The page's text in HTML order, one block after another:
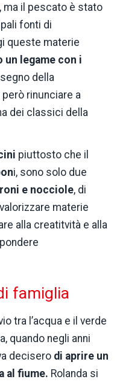
ma il pescato è stato
fonti di
queste materie
un legame con i
della
rinunciare a
dei classici della
piuttosto che il
i, sono solo due
e nocciole, di
materie
alla creatitvità e alla
famiglia
tra l’acqua e il verde
quando negli anni
decisero di aprire un
al fiume. Rolanda si